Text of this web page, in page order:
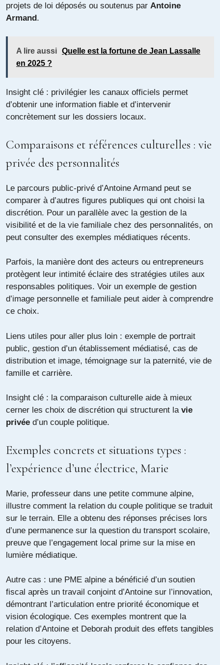
projets de loi déposés ou soutenus par Antoine
Armand.
A lire aussi Quelle est la fortune de Jean Lassalle
en 2025 ?
Insight clé : privilégier les canaux officiels permet
d’obtenir une information fiable et d’intervenir
concrètement sur les dossiers locaux.
Comparaisons et références culturelles : vie
privée des personnalités
Le parcours public-privé d’Antoine Armand peut se
comparer à d’autres figures publiques qui ont choisi la
discrétion. Pour un parallèle avec la gestion de la
visibilité et de la vie familiale chez des personnalités, on
peut consulter des exemples médiatiques récents.
Parfois, la manière dont des acteurs ou entrepreneurs
protègent leur intimité éclaire des stratégies utiles aux
responsables politiques. Voir un exemple de gestion
d’image personnelle et familiale peut aider à comprendre
ce choix.
Liens utiles pour aller plus loin : exemple de portrait
public, gestion d’un établissement médiatisé, cas de
distribution et image, témoignage sur la paternité, vie de
famille et carrière.
Insight clé : la comparaison culturelle aide à mieux
cerner les choix de discrétion qui structurent la vie
privée d’un couple politique.
Exemples concrets et situations types :
l’expérience d’une électrice, Marie
Marie, professeur dans une petite commune alpine,
illustre comment la relation du couple politique se traduit
sur le terrain. Elle a obtenu des réponses précises lors
d’une permanence sur la question du transport scolaire,
preuve que l’engagement local prime sur la mise en
lumière médiatique.
Autre cas : une PME alpine a bénéficié d’un soutien
fiscal après un travail conjoint d’Antoine sur l’innovation,
démontrant l’articulation entre priorité économique et
vision écologique. Ces exemples montrent que la
relation d’Antoine et Deborah produit des effets tangibles
pour les citoyens.